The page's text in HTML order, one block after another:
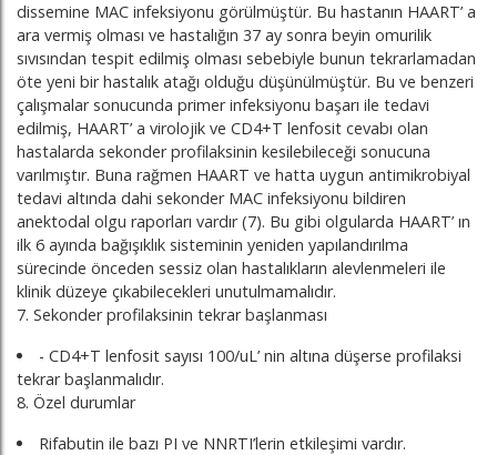
dissemine MAC infeksiyonu görülmüştür. Bu hastanın HAART’ a
ara vermiş olması ve hastalığın 37 ay sonra beyin omurilik
sıvısından tespit edilmiş olması sebebiyle bunun tekrarlamadan
öte yeni bir hastalık atağı olduğu düşünülmüştür. Bu ve benzeri
çalışmalar sonucunda primer infeksiyonu başarı ile tedavi
edilmiş, HAART’ a virolojik ve CD4+T lenfosit cevabı olan
hastalarda sekonder profilaksinin kesilebileceği sonucuna
varılmıştır. Buna rağmen HAART ve hatta uygun antimikrobiyal
tedavi altında dahi sekonder MAC infeksiyonu bildiren
anektodal olgu raporları vardır (7). Bu gibi olgularda HAART’ ın
ilk 6 ayında bağışıklık sisteminin yeniden yapılandırılma
sürecinde önceden sessiz olan hastalıkların alevlenmeleri ile
klinik düzeye çıkabilecekleri unutulmamalıdır.
7. Sekonder profilaksinin tekrar başlanması
- CD4+T lenfosit sayısı 100/uL’ nin altına düşerse profilaksi
tekrar başlanmalıdır.
8. Özel durumlar
Rifabutin ile bazı PI ve NNRTI’lerin etkileşimi vardır.